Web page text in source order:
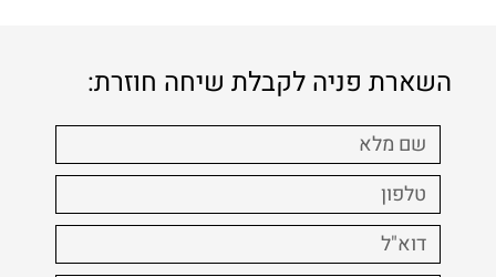
השארת פניה לקבלת שיחה חוזרת: